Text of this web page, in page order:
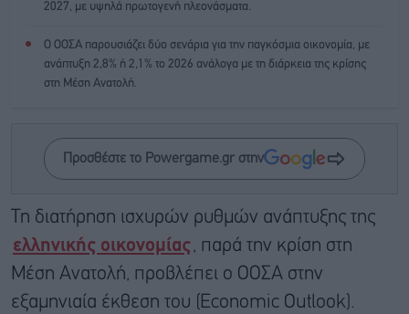
2027, με υψηλά πρωτογενή πλεονάσματα.
Ο ΟΟΣΑ παρουσιάζει δύο σενάρια για την παγκόσμια οικονομία, με
ανάπτυξη 2,8% ή 2,1% το 2026 ανάλογα με τη διάρκεια της κρίσης
στη Μέση Ανατολή.
Προσθέστε το Powergame.gr στην
Τη διατήρηση ισχυρών ρυθμών ανάπτυξης της
ελληνικής οικονομίας, παρά την κρίση στη
Μέση Ανατολή, προβλέπει ο ΟΟΣΑ στην
εξαμηνιαία έκθεση του (Economic Outlook).